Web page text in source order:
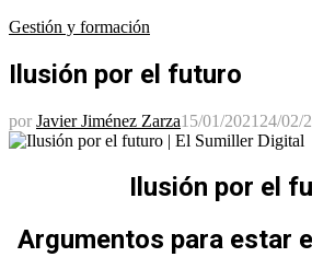
Gestión y formación
Ilusión por el futuro
por Javier Jiménez Zarza15/01/2021 24/02/
Ilusión por el
Argumentos para estar